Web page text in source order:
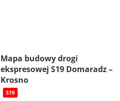
Mapa budowy drogi
ekspresowej S19 Domaradz –
Krosno
S19